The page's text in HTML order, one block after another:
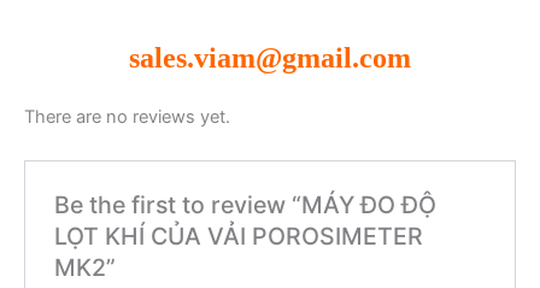
sales.viam@gmail.com
There are no reviews yet.
Be the first to review “MÁY ĐO ĐỘ
LỌT KHÍ CỦA VẢI POROSIMETER
MK2”